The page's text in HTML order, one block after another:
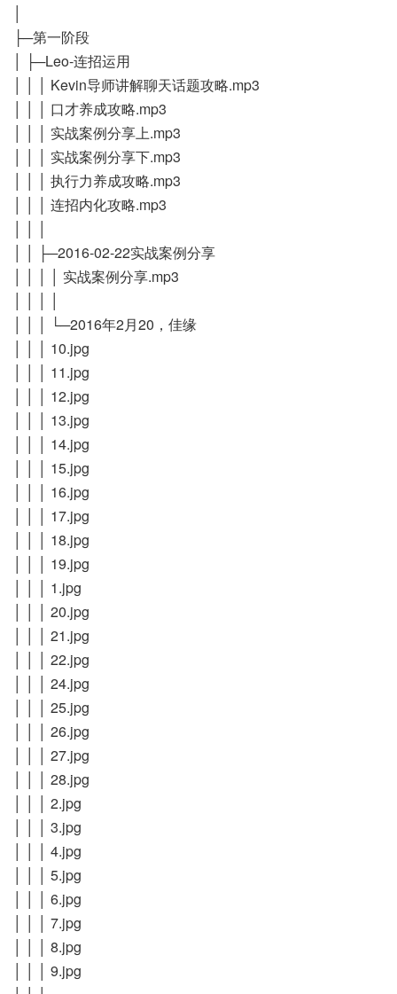
├─第一阶段
│ ├─Leo-连招运用
│ │ │ Kevin导师讲解聊天话题攻略.mp3
│ │ │ 口才养成攻略.mp3
│ │ │ 实战案例分享上.mp3
│ │ │ 实战案例分享下.mp3
│ │ │ 执行力养成攻略.mp3
│ │ │ 连招内化攻略.mp3
│ │ ├─2016-02-22实战案例分享
│ │ │ │ 实战案例分享.mp3
│ │ │ └─2016年2月20，佳缘
│ │ │ 10.jpg
│ │ │ 11.jpg
│ │ │ 12.jpg
│ │ │ 13.jpg
│ │ │ 14.jpg
│ │ │ 15.jpg
│ │ │ 16.jpg
│ │ │ 17.jpg
│ │ │ 18.jpg
│ │ │ 19.jpg
│ │ │ 1.jpg
│ │ │ 20.jpg
│ │ │ 21.jpg
│ │ │ 22.jpg
│ │ │ 24.jpg
│ │ │ 25.jpg
│ │ │ 26.jpg
│ │ │ 27.jpg
│ │ │ 28.jpg
│ │ │ 2.jpg
│ │ │ 3.jpg
│ │ │ 4.jpg
│ │ │ 5.jpg
│ │ │ 6.jpg
│ │ │ 7.jpg
│ │ │ 8.jpg
│ │ │ 9.jpg